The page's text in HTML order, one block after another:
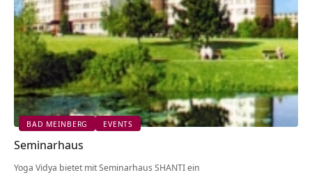
BAD MEINBERG EVENTS
Seminarhaus
Yoga Vidya bietet mit Seminarhaus SHANTI ein